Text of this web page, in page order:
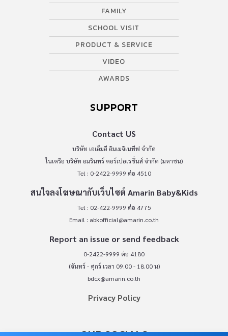
FAMILY
SCHOOL VISIT
PRODUCT & SERVICE
VIDEO
AWARDS
SUPPORT
Contact US
บริษัท เอเอ็มอี อิมเมจิเนทีฟ จำกัด
ในเครือ บริษัท อมรินทร์ คอร์เปอเรชั่นส์ จำกัด (มหาชน)
Tel : 0-2422-9999 ต่อ 4510
สนใจลงโฆษณากับเว็บไซต์ Amarin Baby&Kids
Tel : 02-422-9999 ต่อ 4775
Email : abkofficial@amarin.co.th
Report an issue or send feedback
0-2422-9999 ต่อ 4180
(จันทร์ - ศุกร์ เวลา 09.00 - 18.00 น)
bdcx@amarin.co.th
Privacy Policy